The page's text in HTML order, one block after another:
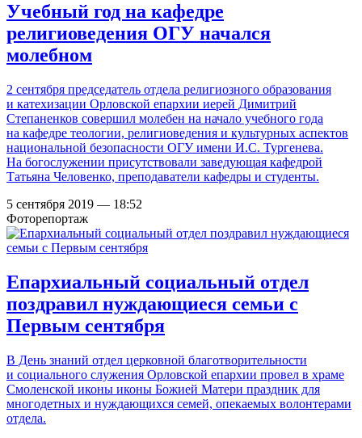
Учебный год на кафедре
религиоведения ОГУ начался
молебном
2 сентября председатель отдела религиозного образования
и катехизации Орловской епархии иерей Димитрий
Степаненков совершил молебен на начало учебного года
на кафедре теологии, религиоведения и культурных аспектов
национальной безопасности ОГУ имени И.С. Тургенева.
На богослужении присутствовали заведующая кафедрой
Татьяна Человенко, преподаватели кафедры и студенты.
5 сентября 2019 — 18:52
Фоторепортаж
Епархиальный социальный отдел
поздравил нуждающиеся семьи с
Первым сентября
В День знаний отдел церковной благотворительности
и социального служения Орловской епархии провел в храме
Смоленской иконы иконы Божией Матери праздник для
многодетных и нуждающихся семей, опекаемых волонтерами
отдела.